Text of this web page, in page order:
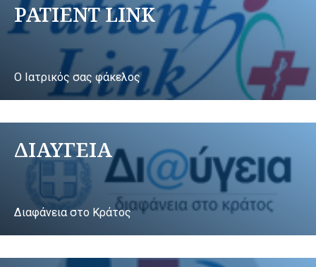
PATIENT LINK
Ο Ιατρικός σας φάκελος
ΔΙΑΥΓΕΙΑ
Διαφάνεια στο Κράτος